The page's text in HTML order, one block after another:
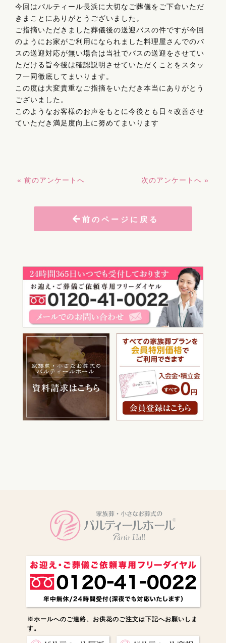
今回はパルティール長浜に大切なご葬儀をご下命いただ
きまことにありがとうございました。
ご指摘いただきました葬儀後の送迎バスの件ですが今回
のようにお家がご利用になられました料理屋さんでのバ
スの送迎対応が無い場合は当社でバスの送迎をさせてい
ただける旨今後は確認説明させていただくことをスタッ
フ一同徹底してまいります。
この度は大変貴重なご指摘をいただき本当にありがとう
ございました。
このようなお客様のお声をもとに今後とも日々改善させ
ていただき満足度向上に努めてまいります
« 前のアンケートへ 次のアンケートへ »
前のページに戻る
※ホールへのご連絡、お供花のご注文は下記へお願いしま
す。